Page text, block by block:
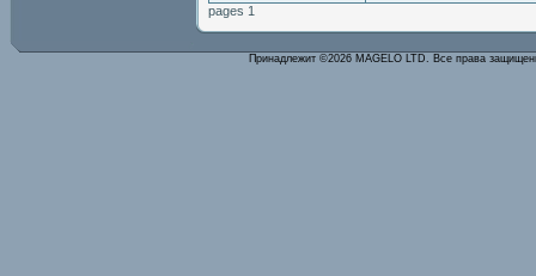
pages 1
Принадлежит ©2026 MAGELO LTD. Все права